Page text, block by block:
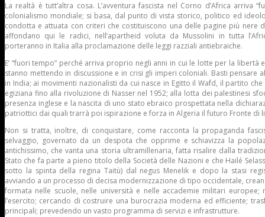
La realtà è tutt’altra cosa. L’avventura fascista nel Corno d’Africa arriva
colonialismo mondiale; si basa, dal punto di vista storico, politico ed
condotta e attuata con criteri che costituiscono una delle pagine più nere
affondano qui le radici, nell’apartheid voluta da Mussolini in tutta
porteranno in Italia alla proclamazione delle leggi razziali antiebraiche.
E’ “fuori tempo” perché arriva proprio negli anni in cui le lotte per la libertà
stanno mettendo in discussione e in crisi gli imperi coloniali. Basti pensare
in India; ai movimenti nazionalisti da cui nasce in Egitto il Wafd, il partito
egiziana fino alla rivoluzione di Nasser nel 1952; alla lotta dei palestinesi
presenza inglese e la nascita di uno stato ebraico prospettata nella
patriottici dai quali trarrà poi ispirazione e forza in Algeria il futuro Fronte di
Non si tratta, inoltre, di conquistare, come racconta la propaganda
selvaggio, governato da un despota che opprime e schiavizza la
antichissimo, che vanta una storia ultramillenaria, fatta risalire dalla
Stato che fa parte a pieno titolo della Società delle Nazioni e che Hailé
sotto la spinta della regina Taitù) dal negus Menelik e dopo la stasi
avviando a un processo di decisa modernizzazione di tipo occidentale,
formata nelle scuole, nelle università e nelle accademie militari europee;
l’esercito; cercando di costruire una burocrazia moderna ed efficiente;
principali; prevedendo un vasto programma di servizi e infrastrutture.